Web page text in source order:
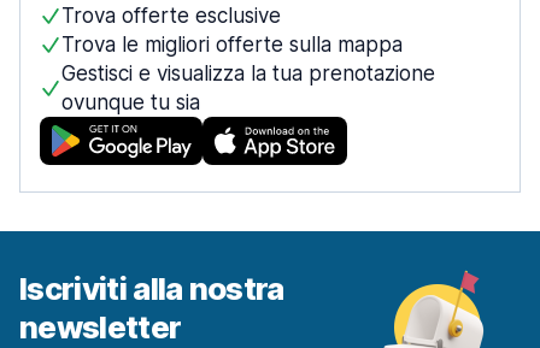
Trova offerte esclusive
Trova le migliori offerte sulla mappa
Gestisci e visualizza la tua prenotazione
ovunque tu sia
Iscriviti alla nostra
newsletter